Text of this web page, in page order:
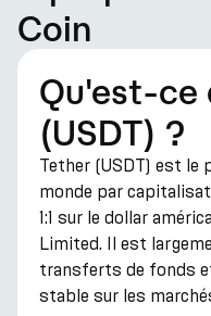
Coin
Qu'est-ce
(USDT) ?
Tether (USDT) est le
monde par
1:1 sur le dollar
Limited. Il est
transferts de fonds
stable sur les